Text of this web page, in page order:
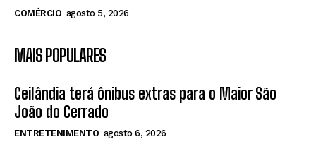
COMÉRCIO agosto 5, 2026
MAIS POPULARES
Ceilândia terá ônibus extras para o Maior São
João do Cerrado
ENTRETENIMENTO agosto 6, 2026